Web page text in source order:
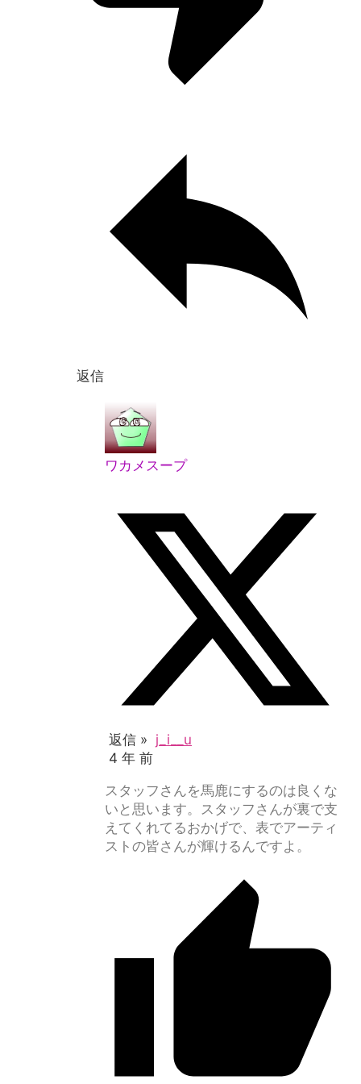
返信
ワカメスープ
返信 » j_i__u
4 年 前
スタッフさんを馬鹿にするのは良くな
いと思います。スタッフさんが裏で支
えてくれてるおかげで、表でアーティ
ストの皆さんが輝けるんですよ。